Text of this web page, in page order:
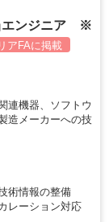
エンジニア ※
アFAに掲載
連機器、ソフトウ
造メーカーへの技
術情報の整備
レーション対応